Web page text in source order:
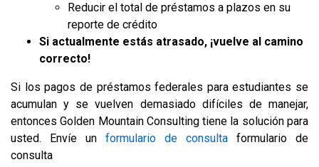
Reducir el total de préstamos a plazos en su
reporte de crédito
Si actualmente estás atrasado, ¡vuelve al camino
correcto!
Si los pagos de préstamos federales para estudiantes se
acumulan y se vuelven demasiado difíciles de manejar,
entonces Golden Mountain Consulting tiene la solución para
usted. Envíe un formulario de consulta formulario de
consulta